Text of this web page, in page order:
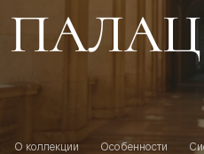
О коллекции Особенности